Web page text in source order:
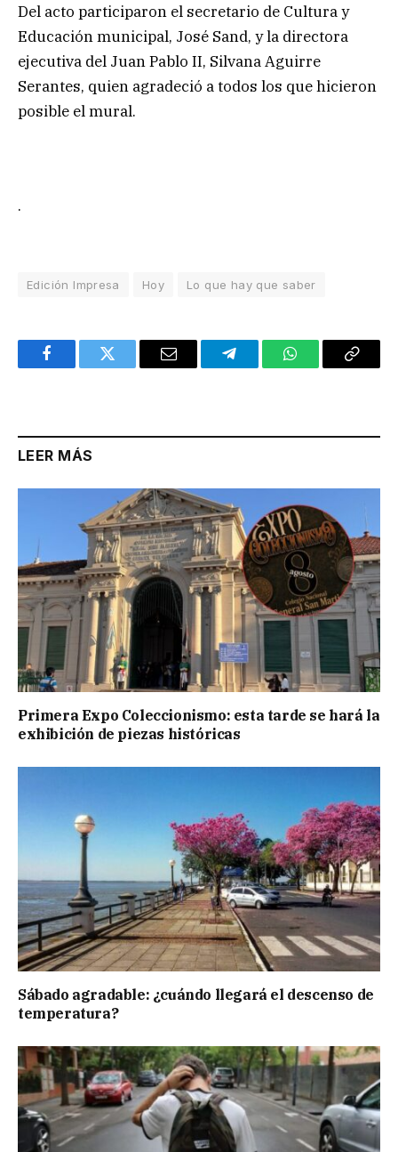
Del acto participaron el secretario de Cultura y
Educación municipal, José Sand, y la directora
ejecutiva del Juan Pablo II, Silvana Aguirre
Serantes, quien agradeció a todos los que hicieron
posible el mural.
.
Edición Impresa Hoy Lo que hay que saber
FacebookTwitter Email TelegramWhatsAppCopy
LEER MÁS
Primera Expo Coleccionismo: esta tarde se hará la
exhibición de piezas históricas
Sábado agradable: ¿cuándo llegará el descenso de
temperatura?